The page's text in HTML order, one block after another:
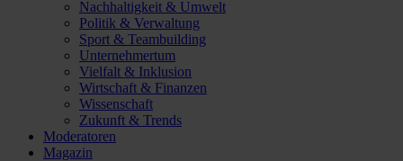
Nachhaltigkeit & Umwelt
Politik & Verwaltung
Sport & Teambuilding
Unternehmertum
Vielfalt & Inklusion
Wirtschaft & Finanzen
Wissenschaft
Zukunft & Trends
Moderatoren
Magazin